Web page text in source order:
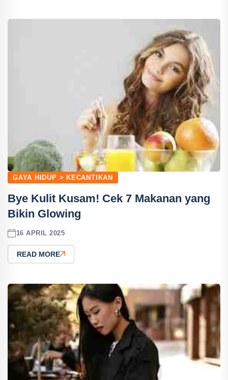
GAYA HIDUP > KECANTIKAN
Bye Kulit Kusam! Cek 7 Makanan yang
Bikin Glowing
16 APRIL 2025
READ MORE